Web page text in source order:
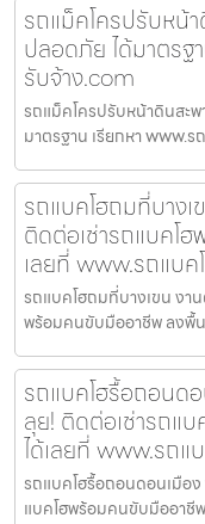
รถแม็คโครปรับหน้
ปลอดภัย ได้มาตรฐ
รับจ้าง.com
รถแม็คโครปรับหน้าดินสะ
มาตรฐาน เรียกหา www.
รถแบคโฮถมที่บางเ
ติดต่อเช่ารถแบคโ
เลยที่ www.รถแบค
รถแบคโฮถมที่บางเขน งา
พร้อมคนขับมืออาชีพ ลงพื้น
รถแบคโฮรื้อถอนดอ
ลุย! ติดต่อเช่ารถแ
ได้เลยที่ www.รถแ
รถแบคโฮรื้อถอนดอนเมือง
แบคโฮพร้อมคนขับมืออาชี